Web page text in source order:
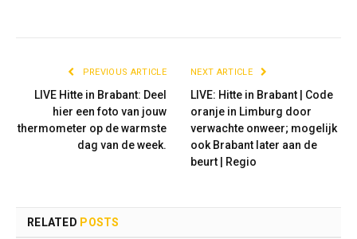
PREVIOUS ARTICLE
LIVE Hitte in Brabant: Deel
hier een foto van jouw
thermometer op de warmste
dag van de week.
NEXT ARTICLE
LIVE: Hitte in Brabant | Code
oranje in Limburg door
verwachte onweer; mogelijk
ook Brabant later aan de
beurt | Regio
RELATED POSTS